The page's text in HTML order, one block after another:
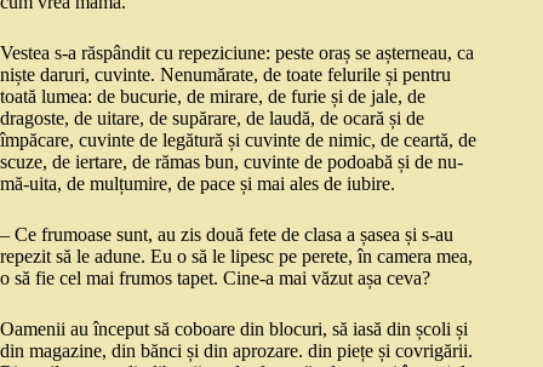
Vestea s-a răspândit cu repeziciune: peste oraș se așterneau, ca
niște daruri, cuvinte. Nenumărate, de toate felurile și pentru
toată lumea: de bucurie, de mirare, de furie și de jale, de
dragoste, de uitare, de supărare, de laudă, de ocară și de
împăcare, cuvinte de legătură și cuvinte de nimic, de ceartă, de
scuze, de iertare, de rămas bun, cuvinte de podoabă și de nu-
mă-uita, de mulțumire, de pace și mai ales de iubire.
– Ce frumoase sunt, au zis două fete de clasa a șasea și s-au
repezit să le adune. Eu o să le lipesc pe perete, în camera mea,
o să fie cel mai frumos tapet. Cine-a mai văzut așa ceva?
Oamenii au început să coboare din blocuri, să iasă din școli și
din magazine, din bănci și din aprozare. din piețe și covrigării.